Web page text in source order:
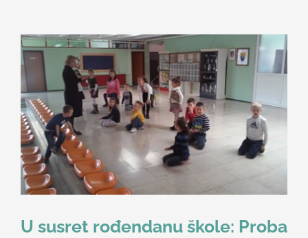
U susret rođendanu škole: Proba